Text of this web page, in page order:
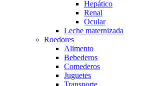
Hepático
Renal
Ocular
Leche maternizada
Roedores
Alimento
Bebederos
Comederos
Juguetes
Transporte